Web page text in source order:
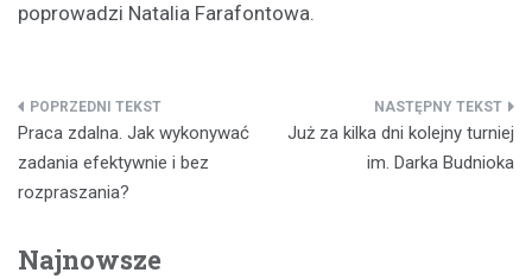
poprowadzi Natalia Farafontowa.
Nawigacja
wpisu
Praca zdalna. Jak wykonywać
zadania efektywnie i bez
rozpraszania?
Już za kilka dni kolejny turniej
im. Darka Budnioka
Najnowsze